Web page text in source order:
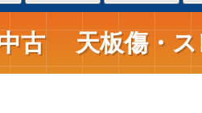
古 天板傷・ス